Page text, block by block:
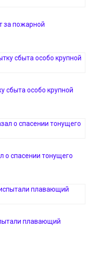
за пожарной
сбыта особо крупной
о спасении тонущего
плавающий